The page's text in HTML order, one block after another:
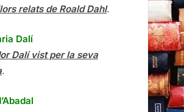
relats de Roald Dahl.
Dalí
Dalí vist per la seva
.